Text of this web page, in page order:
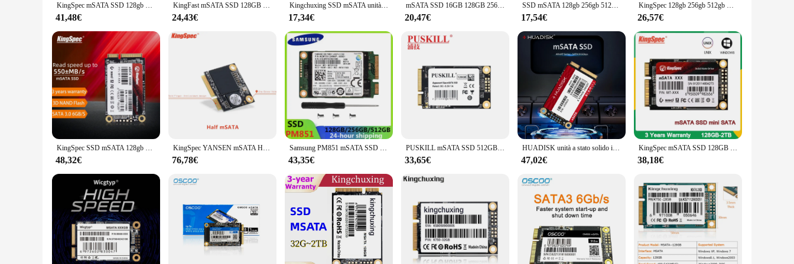
KingSpec mSATA SSD 128gb 256gb 512GB mSATA SSD 1TB 2TB HDD per desktop 3x5cm Disco rigido interno a stato solido per laptop Hp
41,48€
KingFast mSATA SSD 128GB 256GB 512GB 1TB 3x5cm Mini SATA 3 disco rigido interno a stato solido per Laptop e Notebook
24,43€
Kingchuxing SSD mSATA unità a stato solido interna 128GB 256GB 512GB mSATA SSD disco rigido ad alte prestazioni per Laptop Desktop
17,34€
mSATA SSD 16GB 128GB 256GB mSATA SATA III SSD 512TB 1TB Disco rigido Disco a stato solido per accessori per computer PC portatile
20,47€
SSD mSATA 128gb 256gb 512GB 16gb 32gb 64gb SSD mSATA 1TB 2TB per computer disco rigido interno a stato solido console di gioco laptop
17,54€
KingSpec 128gb 256gb 512gb mSATA SATA III 6 GB/S SSD 1TB 2TB Mini disco rigido PCIE disco a stato solido per Dell Lenovo
26,57€
KingSpec SSD mSATA 128gb 256gb 500gb 512gb 64gb unità a stato solido SATAIII 6 GB/s 1TB 2TB Ssd Mini disco rigido SATA3 per Dell Lenovo
48,32€
KingSpec YANSEN mSATA Half Size SSD 120GB 240GB 1tb HDD SATA 3.0 III per Tablet PC Laptop disco rigido mSATA ssd half size
76,78€
Samsung PM851 mSATA SSD Unità a stato solido interna 128 GB 256 GB 512 GB SSD interno da 1,8 pollici Nvme SATAIII per laptop Dell HP Lenovo
43,35€
PUSKILL mSATA SSD 512GB 256GB HDD interno 1TB 128GB 64GB disco rigido a stato solido per Laptop Desktop
33,65€
HUADISK unità a stato solido interna MINI SATA3.0 128GB 256GB 512GB 1TB MSATA SSD disco rigido a stato solido per Desktop
47,02€
KingSpec mSATA SSD 128GB 256GB 512GB Driver a stato solido interno 1TB 2TB Mini SATA NGFF Hard Disk per PC portatile HP
38,18€